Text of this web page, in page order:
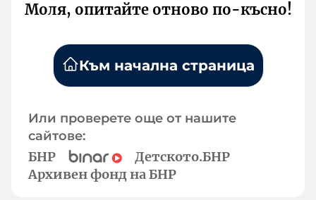
Моля, опитайте отново по-късно!
Към начална страница
Или проверете още от нашите
сайтове:
БНР
Детското.БНР
Архивен фонд на БНР